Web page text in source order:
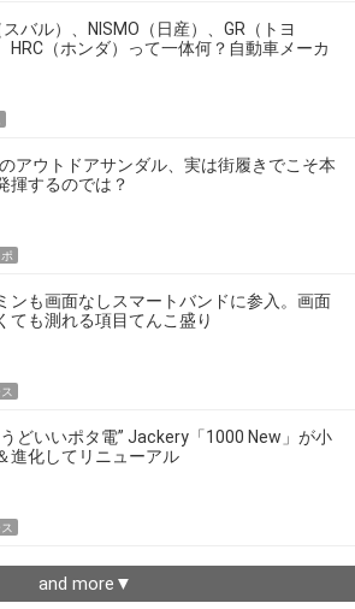
バル）、NISMO（日産）、GR（トヨ
HRC（ホンダ）って一体何？自動車メーカ
アウトドアサンダル、実は街履きでこそ本
揮するのでは？
ンも画面なしスマートバンドに参入。画面
ても測れる項目てんこ盛り
どいいポタ電” Jackery「1000 New」が小
進化してリニューアル
and more▼